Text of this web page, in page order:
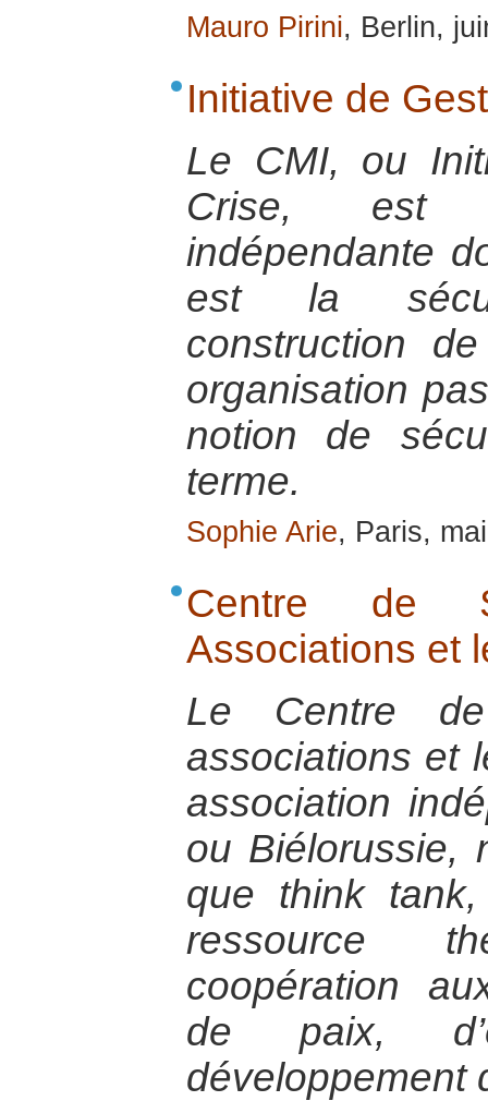
Mauro Pirini, Berlin,
Initiative de
Le CMI, ou
Crise, est
indépendante
est la
construction
organisation
notion de
terme.
Sophie Arie, Paris,
Centre de
Associations et
Le Centre
associations et
association
ou Biélorussie,
que think
ressource
coopération
de paix,
développement